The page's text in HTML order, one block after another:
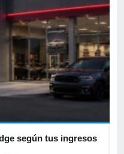
según tus ingresos